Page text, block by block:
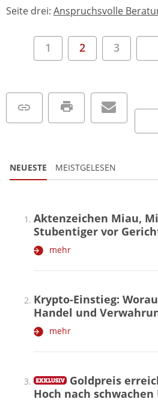
Seite drei: Anspruchsvolle
1 2 3
NEUESTE MEISTGELESEN
Aktenzeichen Miau,
Stubentiger vor
mehr
Krypto-Einstieg:
Handel und
mehr
Goldpreis
Hoch nach schwachen